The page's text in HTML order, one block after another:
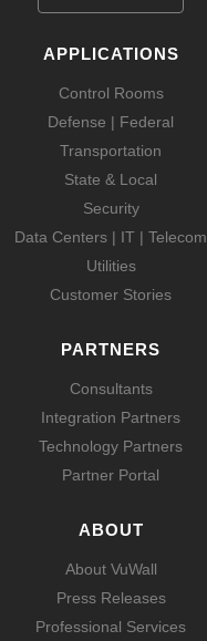
APPLICATIONS
Control Rooms
Defense | Federal
Transportation
State & Local
Security
Data Centers | IT | Telecom
Utilities
Customer Stories
PARTNERS
Consultants
Integration Partners
Technology Partners
Partner Portal
ABOUT
About VuWall
Press Releases
Professional Services